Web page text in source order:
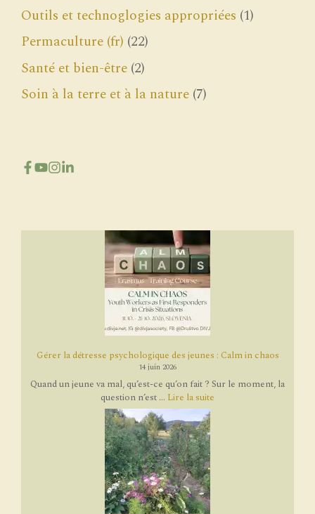
Outils et technoglogies appropriées (1)
Permaculture (fr) (22)
Santé et bien-être (2)
Soin à la terre et à la nature (7)
Gérer la détresse psychologique des jeunes : Calm in chaos
14 juin 2026
Quand un jeune va mal, qu’est-ce qu’on fait ? Sur le moment, la
question n’est ... Lire la suite